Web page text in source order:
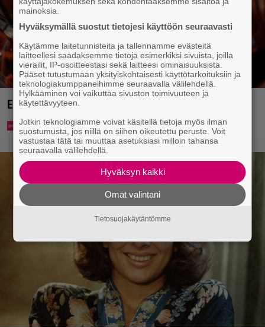
Eurojackpotista 80 000 euroa Suomeen – tänne
mainoksia.
Hyväksymällä suostut tietojesi käyttöön seuraavasti
Käytämme laitetunnisteita ja tallennamme evästeitä
laitteellesi saadaksemme tietoja esimerkiksi sivuista, joilla
vierailit, IP-osoitteestasi sekä laitteesi ominaisuuksista.
Pääset tutustumaan yksityiskohtaisesti käyttötarkoituksiin ja
teknologiakumppaneihimme seuraavalla välilehdellä.
Hylkääminen voi vaikuttaa sivuston toimivuuteen ja
käytettävyyteen.
Jotkin teknologiamme voivat käsitellä tietoja myös ilman
suostumusta, jos niillä on siihen oikeutettu peruste. Voit
vastustaa tätä tai muuttaa asetuksiasi milloin tahansa
seuraavalla välilehdellä.
Hyväksyn kaikki
Omat valintani
Tietosuojakäytäntömme